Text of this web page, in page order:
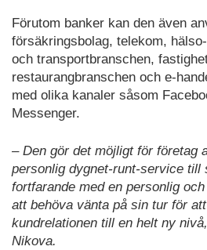
Förutom banker kan den även
försäkringsbolag, telekom,
och transportbranschen,
restaurangbranschen och e-
med olika kanaler såsom
Messenger.
– Den gör det möjligt för företag
personlig dygnet-runt-service till
fortfarande med en personlig
att behöva vänta på sin tur för
kundrelationen till en helt ny
Nikova.